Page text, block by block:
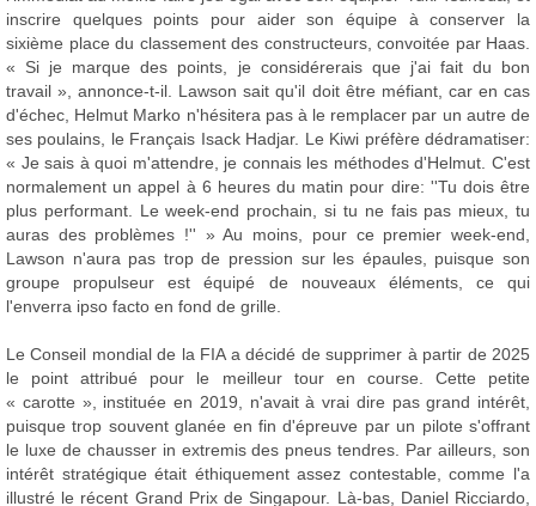
inscrire quelques points pour aider son équipe à conserver la
sixième place du classement des constructeurs, convoitée par Haas.
« Si je marque des points, je considérerais que j'ai fait du bon
travail », annonce-t-il. Lawson sait qu'il doit être méfiant, car en cas
d'échec, Helmut Marko n'hésitera pas à le remplacer par un autre de
ses poulains, le Français Isack Hadjar. Le Kiwi préfère dédramatiser:
« Je sais à quoi m'attendre, je connais les méthodes d'Helmut. C'est
normalement un appel à 6 heures du matin pour dire: ''Tu dois être
plus performant. Le week-end prochain, si tu ne fais pas mieux, tu
auras des problèmes !'' » Au moins, pour ce premier week-end,
Lawson n'aura pas trop de pression sur les épaules, puisque son
groupe propulseur est équipé de nouveaux éléments, ce qui
l'enverra ipso facto en fond de grille.
Le Conseil mondial de la FIA a décidé de supprimer à partir de 2025
le point attribué pour le meilleur tour en course. Cette petite
« carotte », instituée en 2019, n'avait à vrai dire pas grand intérêt,
puisque trop souvent glanée en fin d'épreuve par un pilote s'offrant
le luxe de chausser in extremis des pneus tendres. Par ailleurs, son
intérêt stratégique était éthiquement assez contestable, comme l'a
illustré le récent Grand Prix de Singapour. Là-bas, Daniel Ricciardo,